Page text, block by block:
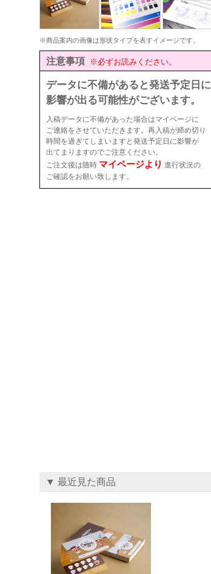
※商品案内の画像は形状タイプを表すイメージです。
注意事項 ※必ずお読みください。
データに不備があると発送予定日に
影響が出る可能性がございます。
入稿データに不備があった場合はマイページに
ご連絡をさせていただきます。再入稿が締め切り
時間を過ぎてしまいますと発送予定日に影響が
出てまりますのでご注意ください。
ご注文後は随時 マイページより 進行状況の
ご確認をお願い致します。
▼ 最近見た商品